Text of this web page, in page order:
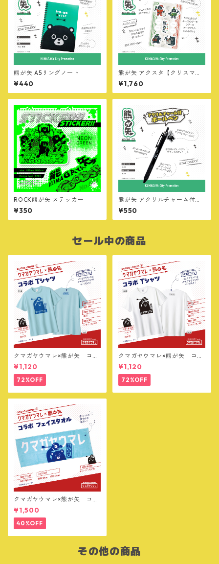
熊が矢 A5リングノート
¥440
熊が矢 アクスタ【クリスマスv
er】
¥1,760
ROCK熊が矢 ステッカー
¥350
熊が矢 アクリルチャーム付ボ
ールペン
¥550
セール中の商品
クマガヤウマレ×熊が矢 コラ
ボTシャツ【ライトブルー】
¥1,120
72%OFF
クマガヤウマレ×熊が矢 コラ
ボTシャツ【ホワイト】
¥1,120
72%OFF
クマガヤウマレ×熊が矢 コラ
ボ フェイスタオル
¥1,500
40%OFF
その他の商品